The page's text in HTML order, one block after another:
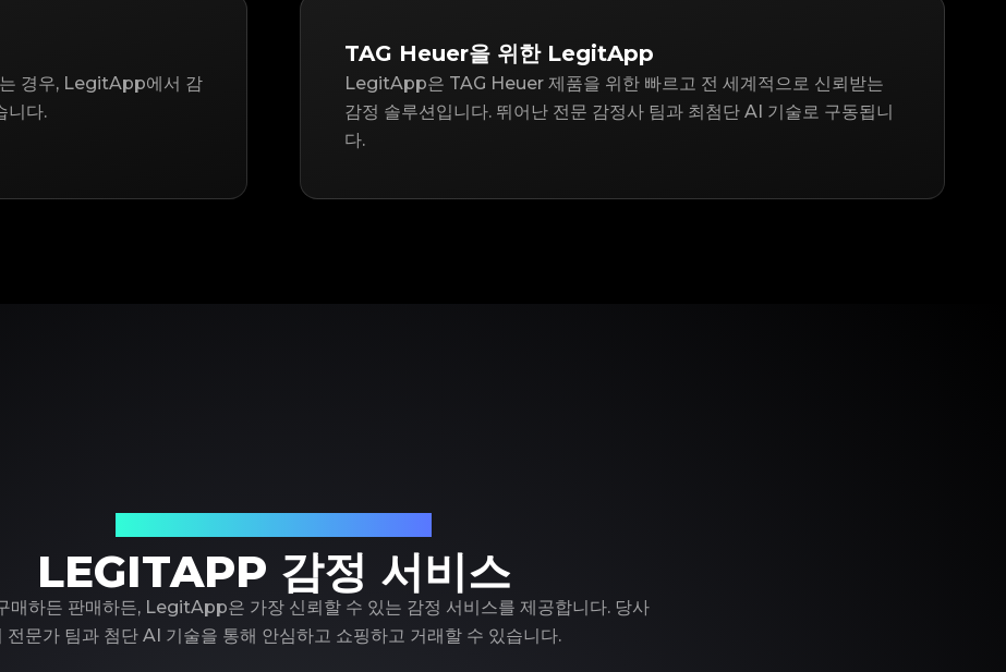
경우, LegitApp에서 감
니다.
TAG Heuer을 위한 LegitApp
LegitApp은 TAG Heuer 제품을 위한 빠르고 전 세계적으로 신뢰받는
감정 솔루션입니다. 뛰어난 전문 감정사 팀과 최첨단 AI 기술로 구동됩니
다.
LEGITAPP 감정 서비스
매하든 판매하든, LegitApp은 가장 신뢰할 수 있는 감정 서비스를 제공합니다. 당사
전문가 팀과 첨단 AI 기술을 통해 안심하고 쇼핑하고 거래할 수 있습니다.